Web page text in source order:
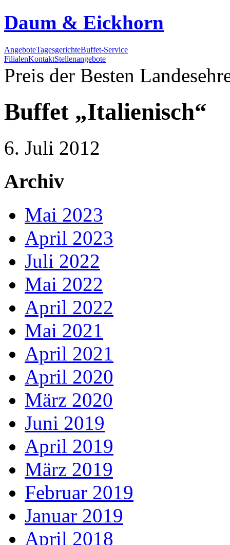
Daum & Eickhorn
AngeboteTagesgerichteBuffet-Service
FilialenKontaktStellenangebote
Preis der Besten
Buffet „Italienisch“
6. Juli 2012
Archiv
Mai 2023
April 2023
Juli 2022
Mai 2022
April 2022
Mai 2021
April 2021
April 2020
März 2020
Juni 2019
April 2019
März 2019
Februar 2019
Januar 2019
April 2018